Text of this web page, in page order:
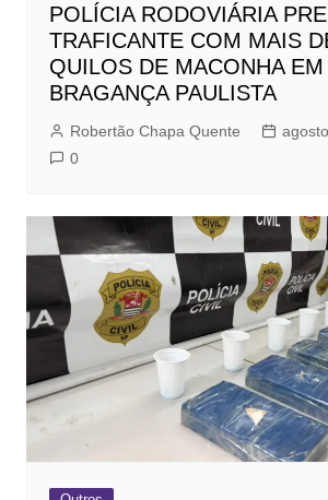
POLÍCIA RODOVIÁRIA
TRAFICANTE COM MAIS
QUILOS DE MACONHA EM
BRAGANÇA PAULISTA
Robertão Chapa Quente
0